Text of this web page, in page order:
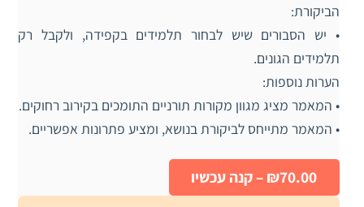
הביקורת:
• יש הסבורים שיש לבחור תלמידים בקפידה, ולקבל רק
תלמידים הגונים.
הערות נוספות:
• המאמר מציג מגוון מקורות תורניים התומכים בקירוב רחוקים.
• המאמר מתייחס לביקורת בנושא, ומציע פתרונות אפשריים.
₪70.00 – קנה עכשיו